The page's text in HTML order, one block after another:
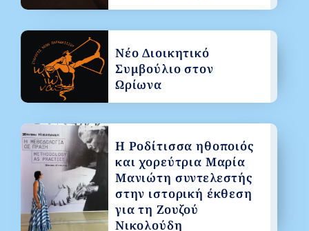
Νέο Διοικητικό
Συμβούλιο στον
Ωρίωνα
Η Ροδίτισσα ηθοποιός
και χορεύτρια Μαρία
Μανιώτη συντελεστής
στην ιστορική έκθεση
για τη Ζουζού
Νικολούδη